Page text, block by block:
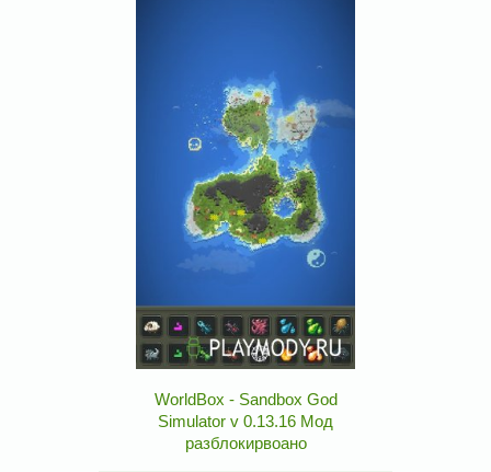
WorldBox - Sandbox God
Simulator v 0.13.16 Мод
разблокирвоано